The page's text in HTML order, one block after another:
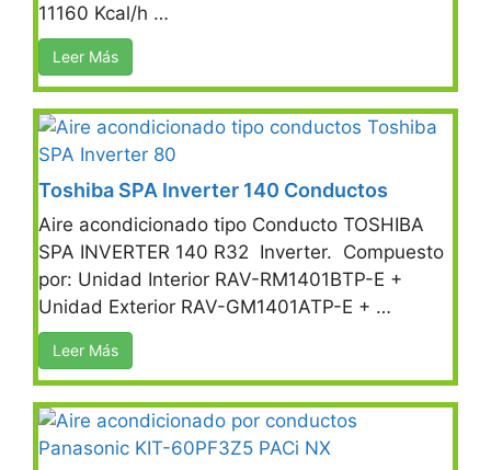
11160 Kcal/h …
Leer Más
Toshiba SPA Inverter 140 Conductos
Aire acondicionado tipo Conducto TOSHIBA
SPA INVERTER 140 R32 Inverter. Compuesto
por: Unidad Interior RAV-RM1401BTP-E +
Unidad Exterior RAV-GM1401ATP-E + …
Leer Más